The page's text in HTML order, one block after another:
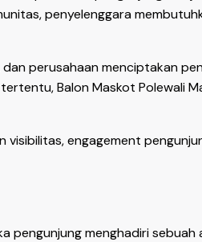
penyelenggara
perusahaan menciptakan
Balon Maskot Polewali
engagement
pengunjung menghadiri sebuah